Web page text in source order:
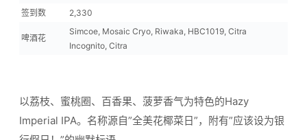
签到数 2,330
啤酒花
Simcoe, Mosaic Cryo, Riwaka, HBC1019, Citra
Incognito, Citra
以荔枝、蜜桃圈、百香果、菠萝香气为特色的Hazy
Imperial IPA。名称源自”全美花椰菜日”，附有”应该设为银